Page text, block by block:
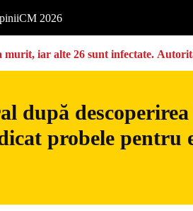
CM 2026
murit, iar alte 26 sunt infectate.
după
probele pentru